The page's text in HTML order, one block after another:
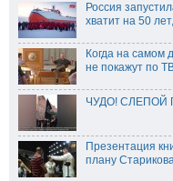
Россия
хватит на 50
Когда на самом
не покажут по
ЧУДО! СЛЕПОЙ
Презентация
плану